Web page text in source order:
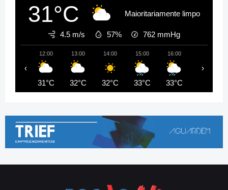
31°C Maioritariamente limpo
4.5 m/s 57% 762 mmHg
12:00
31°C
13:00
32°C
14:00
32°C
15:00
33°C
16:00
33°C
‹ ›